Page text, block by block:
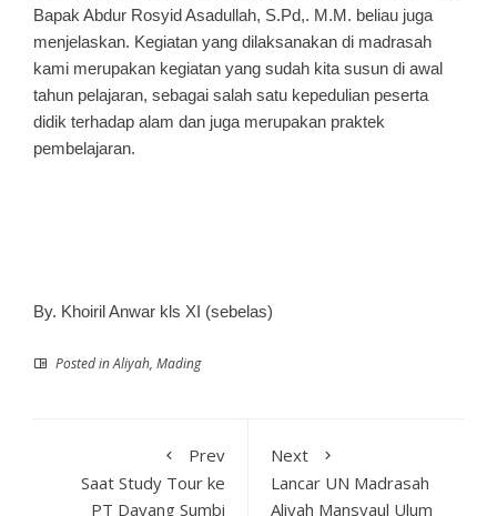
Bapak Abdur Rosyid Asadullah, S.Pd,. M.M. beliau juga
menjelaskan. Kegiatan yang dilaksanakan di madrasah
kami merupakan kegiatan yang sudah kita susun di awal
tahun pelajaran, sebagai salah satu kepedulian peserta
didik terhadap alam dan juga merupakan praktek
pembelajaran.
By. Khoiril Anwar kls XI (sebelas)
Posted inAliyah, Mading
Prev
Saat Study Tour ke
PT Dayang Sumbi
Next
Lancar UN Madrasah
Aliyah Mansyaul Ulum